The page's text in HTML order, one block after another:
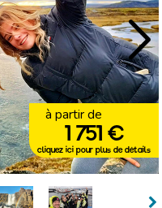
à partir de
1 751 €
cliquez ici pour plus de détails